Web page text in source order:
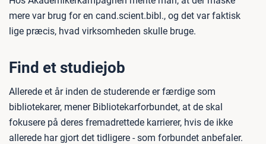
mere var brug for en cand.scient.bibl., og det var faktisk
lige præcis, hvad virksomheden skulle bruge.
Find et studiejob
Allerede et år inden de studerende er færdige som
bibliotekarer, mener Bibliotekarforbundet, at de skal
fokusere på deres fremadrettede karrierer, hvis de ikke
allerede har gjort det tidligere - som forbundet anbefaler.